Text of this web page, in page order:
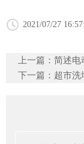
2021/07/27
上一篇： 简述电
下一篇： 超市洗